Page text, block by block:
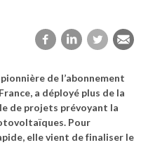
de l’abonnement
a déployé plus de la
de projets prévoyant la
Pour
elle vient de finaliser le